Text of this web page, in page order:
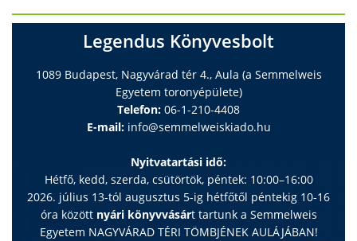
Legendus Könyvesbolt
1089 Budapest, Nagyvárad tér 4., Aula (a Semmelweis
Egyetem toronyépülete)
Telefon: 06-1-210-4408
E-mail: info@semmelweiskiado.hu
Nyitvatartási idő:
Hétfő, kedd, szerda, csütörtök, péntek: 10:00–16:00
2026. július 13-tól augusztus 5-ig hétfőtől péntekig 10-16
óra között nyári könyvvásárt tartunk a Semmelweis
Egyetem NAGYVÁRAD TÉRI TÖMBJÉNEK AULÁJÁBAN!